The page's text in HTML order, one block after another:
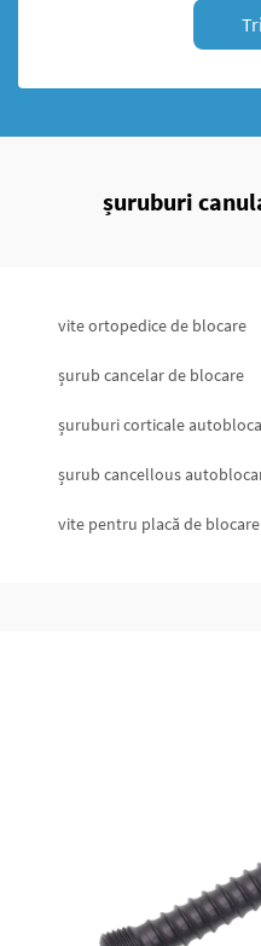
șuruburi
vite ortopedice de blocare
șurub cancelar de blocare
șuruburi corticale
șurub cancellous
vite pentru placă de blocare